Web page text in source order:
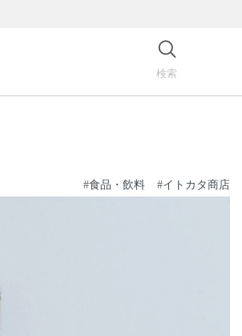
検索
#食品・飲料 #イトカタ商店